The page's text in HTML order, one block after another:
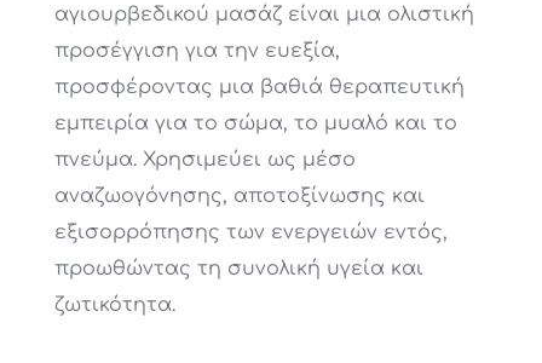
αγιουρβεδικού μασάζ είναι μια ολιστική
προσέγγιση για την ευεξία,
προσφέροντας μια βαθιά θεραπευτική
εμπειρία για το σώμα, το μυαλό και το
πνεύμα. Χρησιμεύει ως μέσο
αναζωογόνησης, αποτοξίνωσης και
εξισορρόπησης των ενεργειών εντός,
προωθώντας τη συνολική υγεία και
ζωτικότητα.